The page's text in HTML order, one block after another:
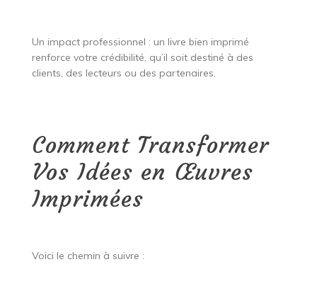
Un impact professionnel : un livre bien imprimé
renforce votre crédibilité, qu’il soit destiné à des
clients, des lecteurs ou des partenaires.
Comment Transformer
Vos Idées en Œuvres
Imprimées
Voici le chemin à suivre :